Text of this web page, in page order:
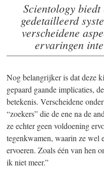
Scientology
gedetailleerd
verscheidene
ervaringen
Nog belangrijker is dat deze
gepaard gaande implicaties,
betekenis. Verscheidene
“zoekers” die de ene na de
ze echter geen voldoening
tegenkwamen, waarin ze wel
ervoeren. Zoals één van hen
ik niet meer.”